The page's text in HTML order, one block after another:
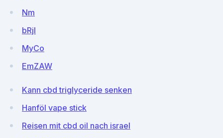
Nm
bRjI
MyCo
EmZAW
Kann cbd triglyceride senken
Hanföl vape stick
Reisen mit cbd oil nach israel